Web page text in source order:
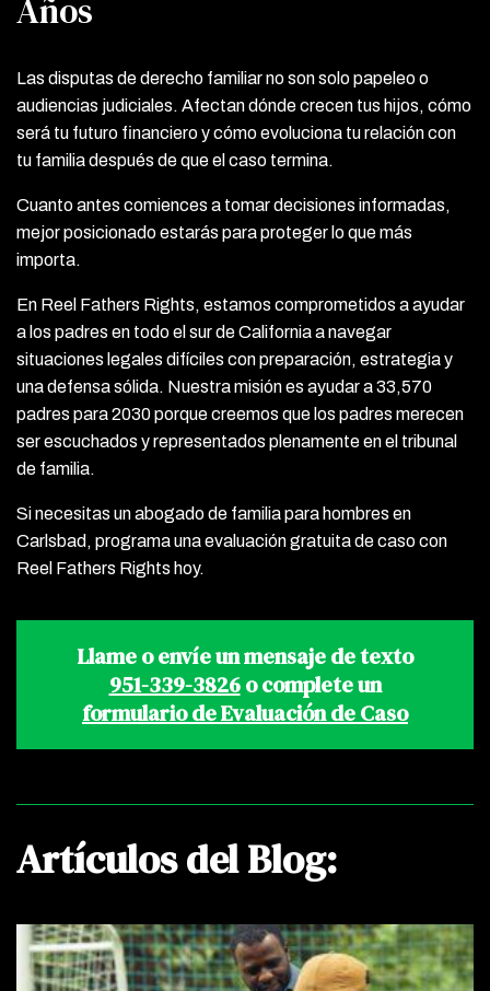
Años
Las disputas de derecho familiar no son solo papeleo o
audiencias judiciales. Afectan dónde crecen tus hijos, cómo
será tu futuro financiero y cómo evoluciona tu relación con
tu familia después de que el caso termina.
Cuanto antes comiences a tomar decisiones informadas,
mejor posicionado estarás para proteger lo que más
importa.
En Reel Fathers Rights, estamos comprometidos a ayudar
a los padres en todo el sur de California a navegar
situaciones legales difíciles con preparación, estrategia y
una defensa sólida. Nuestra misión es ayudar a 33,570
padres para 2030 porque creemos que los padres merecen
ser escuchados y representados plenamente en el tribunal
de familia.
Si necesitas un abogado de familia para hombres en
Carlsbad, programa una evaluación gratuita de caso con
Reel Fathers Rights hoy.
Llame o envíe un mensaje de texto
951-339-3826o complete un
formulario de Evaluación de Caso
Artículos del Blog: